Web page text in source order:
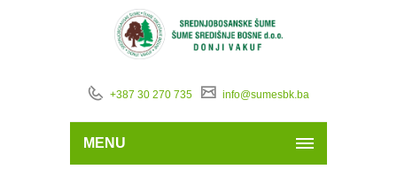
+387 30 270 735 info@sumesbk.ba
MENU